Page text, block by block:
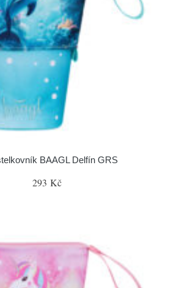
BAAGL Delfín GRS
293 Kč